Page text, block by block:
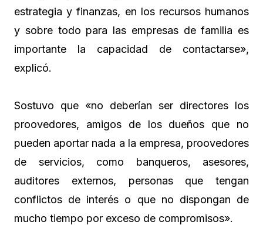
estrategia y finanzas, en los recursos humanos
y sobre todo para las empresas de familia es
importante la capacidad de contactarse»,
explicó.
Sostuvo que «no deberían ser directores los
proovedores, amigos de los dueños que no
pueden aportar nada a la empresa, proovedores
de servicios, como banqueros, asesores,
auditores externos, personas que tengan
conflictos de interés o que no dispongan de
mucho tiempo por exceso de compromisos».